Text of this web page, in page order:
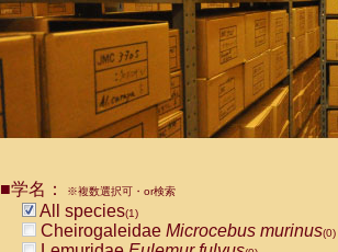
■学名： ※複数選択可・or検索
All species(1)
Cheirogaleidae Microcebus murinus(0)